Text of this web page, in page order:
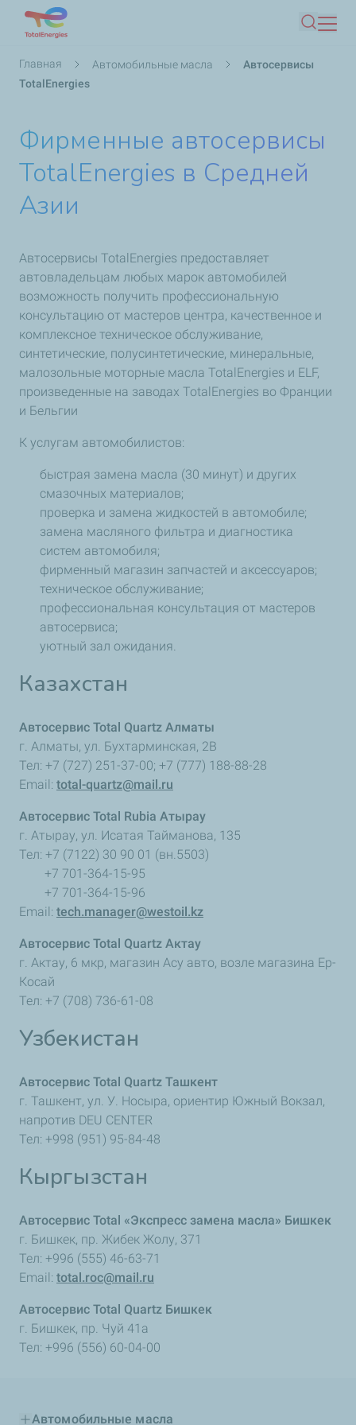
основному
Поиск
Строка
навигации
Главная Автомобильные масла
Автосервисы
TotalEnergies
Фирменные автосервисы
TotalEnergies в Средней
Азии
Автосервисы TotalEnergies предоставляет
автовладельцам любых марок автомобилей
возможность получить профессиональную
консультацию от мастеров центра, качественное и
комплексное техническое обслуживание,
синтетические, полусинтетические, минеральные,
малозольные моторные масла TotalEnergies и ELF,
произведенные на заводах TotalEnergies во Франции
и Бельгии
К услугам автомобилистов:
быстрая замена масла (30 минут) и других
смазочных материалов;
проверка и замена жидкостей в автомобиле;
замена масляного фильтра и диагностика
систем автомобиля;
фирменный магазин запчастей и аксессуаров;
техническое обслуживание;
профессиональная консультация от мастеров
автосервиса;
уютный зал ожидания.
Казахстан
Автосервис Total Quartz Алматы
г. Алматы, ул. Бухтарминская, 2В
Тел: +7 (727) 251-37-00; +7 (777) 188-88-28
Email: total-quartz@mail.ru
Автосервис Total Rubia Атырау
г. Атырау, ул. Исатая Тайманова, 135
Тел: +7 (7122) 30 90 01 (вн.5503)
+7 701-364-15-95
+7 701-364-15-96
Email: tech.manager@westoil.kz
Автосервис Total Quartz Актау
г. Актау, 6 мкр, магазин Асу авто, возле магазина Ер-
Косай
Тел: +7 (708) 736-61-08
Узбекистан
Автосервис Total Quartz Ташкент
г. Ташкент, ул. У. Носыра, ориентир Южный Вокзал,
напротив DEU CENTER
Тел: +998 (951) 95-84-48
Кыргызстан
Автосервис Total «Экспресс замена масла» Бишкек
г. Бишкек, пр. Жибек Жолу, 371
Тел: +996 (555) 46-63-71
Email: total.roc@mail.ru
Автосервис Total Quartz Бишкек
г. Бишкек, пр. Чуй 41а
Тел: +996 (556) 60-04-00
Автомобильные масла